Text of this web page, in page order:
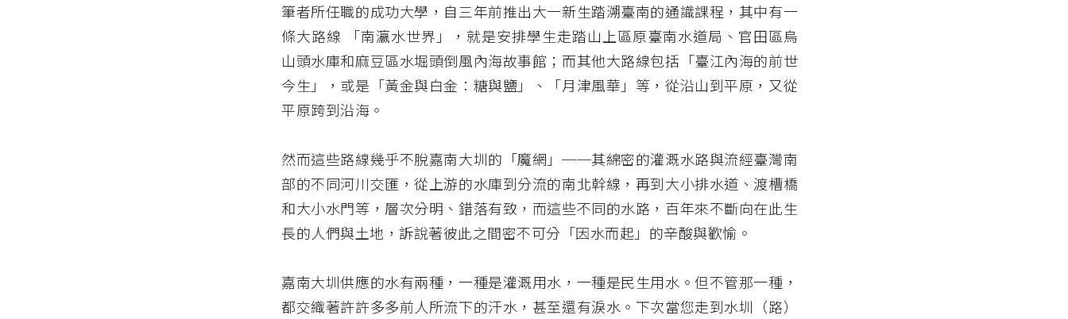
筆者所任職的成功大學，自三年前推出大一新生踏溯臺南的通識課程，其中有一
條大路線 「南瀛水世界」，就是安排學生走踏山上區原臺南水道局、官田區烏
山頭水庫和麻豆區水堀頭倒風內海故事館；而其他大路線包括「臺江內海的前世
今生」，或是「黃金與白金：糖與鹽」、「月津風華」等，從沿山到平原，又從
平原跨到沿海。
然而這些路線幾乎不脫嘉南大圳的「魔網」──其綿密的灌溉水路與流經臺灣南
部的不同河川交匯，從上游的水庫到分流的南北幹線，再到大小排水道、渡槽橋
和大小水門等，層次分明、錯落有致，而這些不同的水路，百年來不斷向在此生
長的人們與土地，訴說著彼此之間密不可分「因水而起」的辛酸與歡愉。
嘉南大圳供應的水有兩種，一種是灌溉用水，一種是民生用水。但不管那一種，
都交織著許許多多前人所流下的汗水，甚至還有淚水。下次當您走到水圳（路）